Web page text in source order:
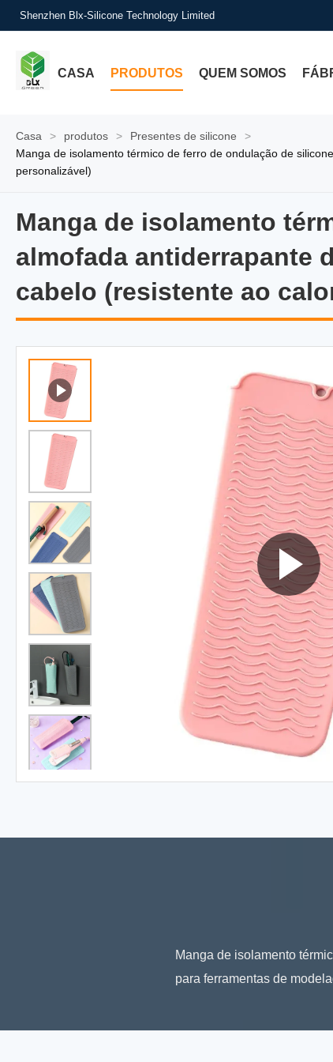
Shenzhen Blx-Silicone Technology Limited
CASA PRODUTOS QUEM SOMOS
Casa > produtos > Presentes de silicone
>
Manga de isolamento térmico de ferro de ondulação de
personalizável)
Manga de isolamento
almofada antiderrapante
cabelo (resistente ao
Manga de isolamento
Manga de isolamento
para ferramentas de